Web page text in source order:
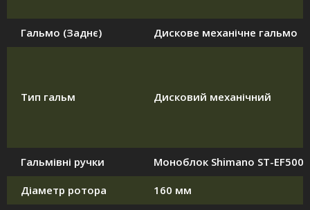
Гальмо (Заднє) Дискове механічне гальмо
Тип гальм Дисковий механічний
Гальмівні ручки Моноблок Shimano ST-EF500
Діаметр ротора 160 мм